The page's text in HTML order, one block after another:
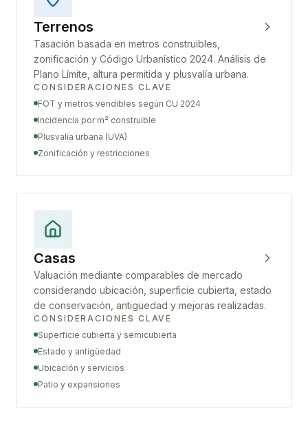
Terrenos
Tasación basada en metros construibles,
zonificación y Código Urbanístico 2024. Análisis de
Plano Límite, altura permitida y plusvalía urbana.
CONSIDERACIONES CLAVE
FOT y metros vendibles según CU 2024
Incidencia por m² construible
Plusvalía urbana (UVA)
Zonificación y restricciones
Casas
Valuación mediante comparables de mercado
considerando ubicación, superficie cubierta, estado
de conservación, antigüedad y mejoras realizadas.
CONSIDERACIONES CLAVE
Superficie cubierta y semicubierta
Estado y antigüedad
Ubicación y servicios
Patio y expansiones